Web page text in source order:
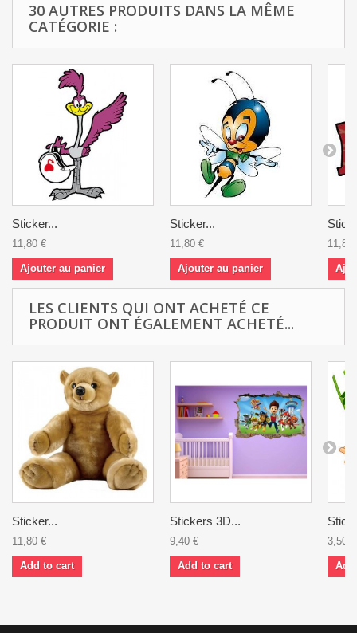
30 AUTRES PRODUITS DANS LA MÊME
CATÉGORIE :
Sticker...
11,80 €
Ajouter au panier
Sticker...
11,80 €
Ajouter au panier
11,80
LES CLIENTS QUI ONT ACHETÉ CE
PRODUIT ONT ÉGALEMENT ACHETÉ...
Sticker...
11,80 €
Add to cart
Stickers 3D...
9,40 €
Add to cart
3,50 €